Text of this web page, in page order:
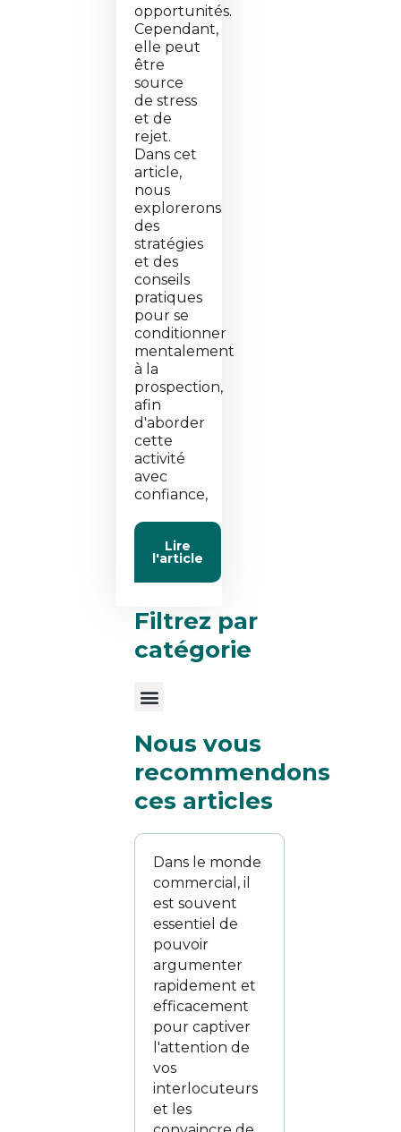
opportunités.
Cependant,
elle peut
être
source
de stress
et de
rejet.
Dans cet
article,
nous
explorerons
des
stratégies
et des
conseils
pratiques
pour se
conditionner
mentalement
à la
prospection,
afin
d'aborder
cette
activité
avec
confiance,
Lire
l'article
Filtrez par
catégorie
Menu
Nous vous
recommendons
ces articles
Dans le monde
commercial, il
est souvent
essentiel de
pouvoir
argumenter
rapidement et
efficacement
pour captiver
l'attention de
vos
interlocuteurs
et les